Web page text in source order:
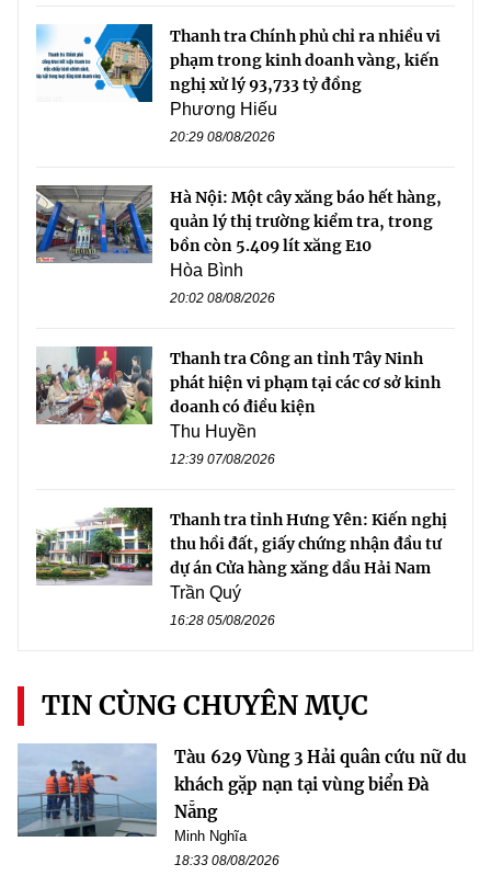
Thanh tra Chính phủ chỉ ra nhiều vi
phạm trong kinh doanh vàng, kiến
nghị xử lý 93,733 tỷ đồng
Phương Hiếu
20:29 08/08/2026
Hà Nội: Một cây xăng báo hết hàng,
quản lý thị trường kiểm tra, trong
bồn còn 5.409 lít xăng E10
Hòa Bình
20:02 08/08/2026
Thanh tra Công an tỉnh Tây Ninh
phát hiện vi phạm tại các cơ sở kinh
doanh có điều kiện
Thu Huyền
12:39 07/08/2026
Thanh tra tỉnh Hưng Yên: Kiến nghị
thu hồi đất, giấy chứng nhận đầu tư
dự án Cửa hàng xăng dầu Hải Nam
Trần Quý
16:28 05/08/2026
TIN CÙNG CHUYÊN MỤC
Tàu 629 Vùng 3 Hải quân cứu nữ du
khách gặp nạn tại vùng biển Đà
Nẵng
Minh Nghĩa
18:33 08/08/2026